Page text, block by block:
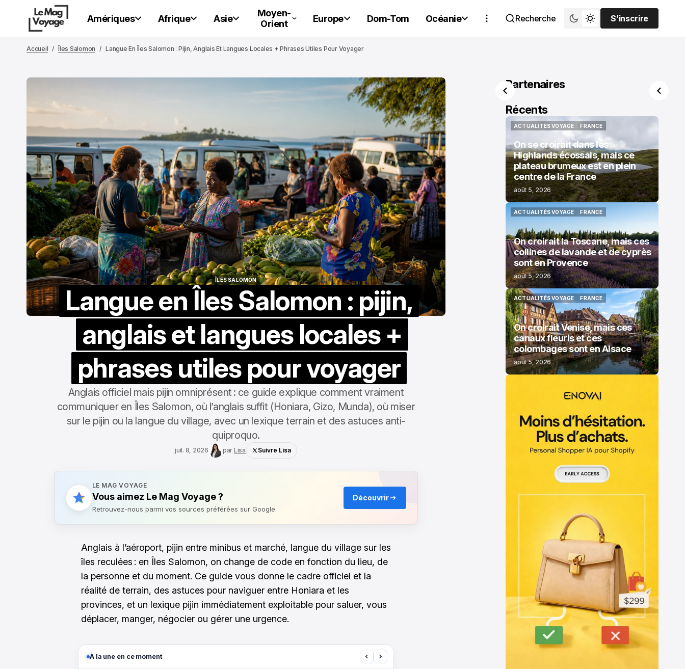
Amériques Afrique Asie
Moyen-
Orient
Europe Dom-Tom Océanie Recherche
S’inscrire
S’inscrire
Accueil Îles Salomon Langue En Îles Salomon : Pijin, Anglais Et Langues Locales + Phrases Utiles Pour Voyager
ÎLES SALOMON
Langue en Îles Salomon : pijin,
anglais et langues locales +
phrases utiles pour voyager
Anglais officiel mais pijin omniprésent : ce guide explique comment vraiment
communiquer en Îles Salomon, où l’anglais suffit (Honiara, Gizo, Munda), où miser
sur le pijin ou la langue du village, avec un lexique terrain et des astuces anti-
quiproquo.
juil. 8, 2026 par Lisa Suivre Lisa
LE MAG VOYAGE
Vous aimez Le Mag Voyage ?
Retrouvez-nous parmi vos sources préférées sur Google.
Découvrir
Anglais à l’aéroport, pijin entre minibus et marché, langue du village sur les
îles reculées : en Îles Salomon, on change de code en fonction du lieu, de
la personne et du moment. Ce guide vous donne le cadre officiel et la
réalité de terrain, des astuces pour naviguer entre Honiara et les
provinces, et un lexique pijin immédiatement exploitable pour saluer, vous
déplacer, manger, négocier ou gérer une urgence.
À la une en ce moment ‹ ›
Partenaires
Récents
ACTUALITÉS VOYAGE
FRANCE
FRANCE
On se croirait dans les
Highlands écossais, mais ce
plateau brumeux est en plein
centre de la France
août 5, 2026
ACTUALITÉS VOYAGE
FRANCE
On croirait la Toscane, mais ces
collines de lavande et de cyprès
sont en Provence
août 5, 2026
ACTUALITÉS VOYAGE
ACTUALITÉS VOYAGE
FRANCE
FRANCE
On croirait Venise, mais ces
canaux fleuris et ces
colombages sont en Alsace
août 5, 2026